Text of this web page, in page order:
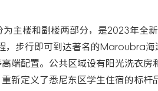
主楼和副楼两部分，是2023年全
，步行即可到达著名的Maroubra海
端配置。公共区域设有阳光洗衣房
新定义了悉尼东区学生住宿的标杆